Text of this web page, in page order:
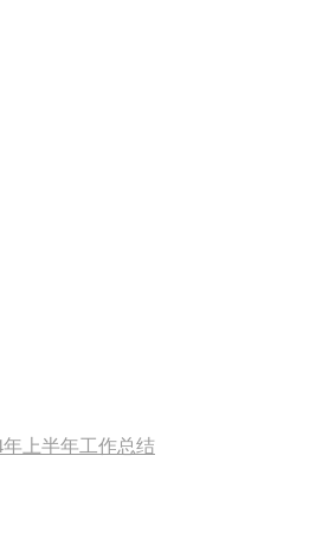
年上半年工作总结